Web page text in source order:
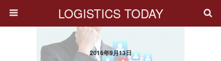
LOGISTICS TODAY
2016年9月13日